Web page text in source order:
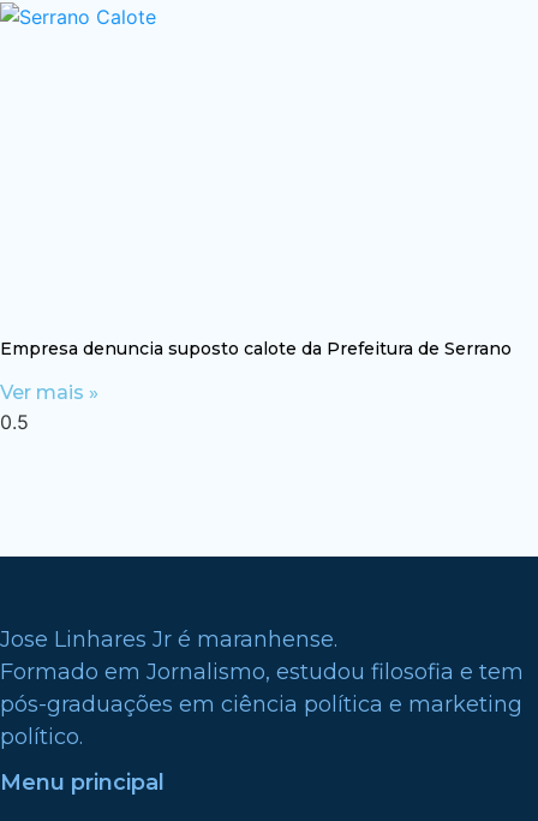
Empresa denuncia suposto calote da Prefeitura de Serrano
Ver mais »
Jose Linhares Jr é maranhense.
Formado em Jornalismo, estudou filosofia e tem
pós-graduações em ciência política e marketing
político.
Menu principal